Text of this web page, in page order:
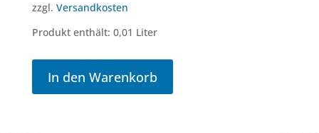
zzgl. Versandkosten
Produkt enthält: 0,01 Liter
In den Warenkorb